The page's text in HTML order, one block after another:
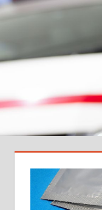
プ 顔
に
る
め
の